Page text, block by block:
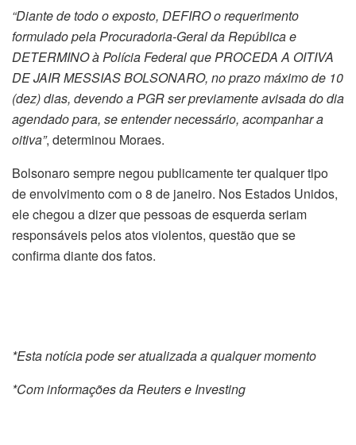
“Diante de todo o exposto, DEFIRO o requerimento
formulado pela Procuradoria-Geral da República e
DETERMINO à Polícia Federal que PROCEDA A OITIVA
DE JAIR MESSIAS BOLSONARO, no prazo máximo de 10
(dez) dias, devendo a PGR ser previamente avisada do dia
agendado para, se entender necessário, acompanhar a
oitiva”, determinou Moraes.
Bolsonaro sempre negou publicamente ter qualquer tipo
de envolvimento com o 8 de janeiro. Nos Estados Unidos,
ele chegou a dizer que pessoas de esquerda seriam
responsáveis pelos atos violentos, questão que se
confirma diante dos fatos.
*Esta notícia pode ser atualizada a qualquer momento
*Com informações da Reuters e Investing